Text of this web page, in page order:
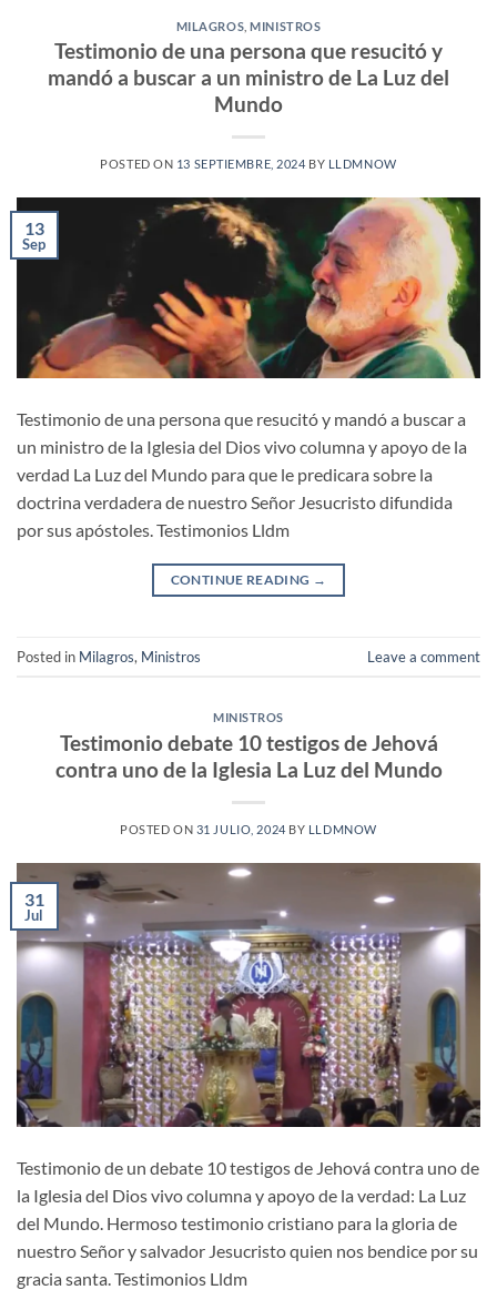
MILAGROS ,MINISTROS
Testimonio de una persona que resucitó y
mandó a buscar a un ministro de La Luz del
Mundo
POSTED ON 13 SEPTIEMBRE, 2024 BY LLDMNOW
13
Sep
Testimonio de una persona que resucitó y mandó a buscar a
un ministro de la Iglesia del Dios vivo columna y apoyo de la
verdad La Luz del Mundo para que le predicara sobre la
doctrina verdadera de nuestro Señor Jesucristo difundida
por sus apóstoles. Testimonios Lldm
CONTINUE READING →
Posted in Milagros, Ministros Leave a comment
MINISTROS
Testimonio debate 10 testigos de Jehová
contra uno de la Iglesia La Luz del Mundo
POSTED ON 31 JULIO, 2024 BY LLDMNOW
31
Jul
Testimonio de un debate 10 testigos de Jehová contra uno de
la Iglesia del Dios vivo columna y apoyo de la verdad: La Luz
del Mundo. Hermoso testimonio cristiano para la gloria de
nuestro Señor y salvador Jesucristo quien nos bendice por su
gracia santa. Testimonios Lldm